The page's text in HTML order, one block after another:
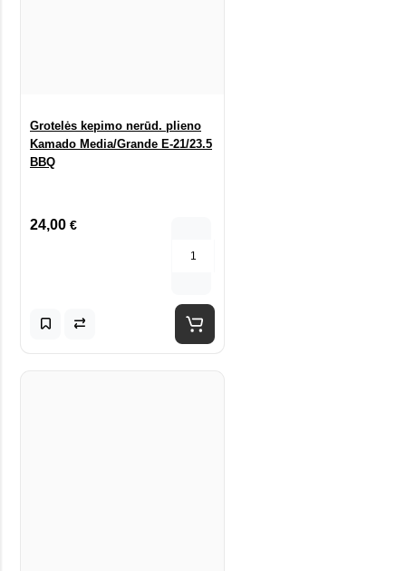
Grotelės kepimo nerūd. plieno
Kamado Media/Grande E-21/23.5
BBQ
24,00 €